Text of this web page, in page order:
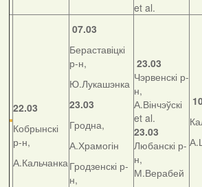
et al.
22.03
Кобрынскі
р-н,
А.Кальчанка
07.03
Бераставіцкі
р-н,
Ю.Лукашэнка
23.03
Гродна,
А.Храмогін
Гродзенскі р-
н,
23.03
Чэрвенскі р-
н,
А.Вінчэўскі
et al.
23.03
Любанскі р-
н,
М.Верабей